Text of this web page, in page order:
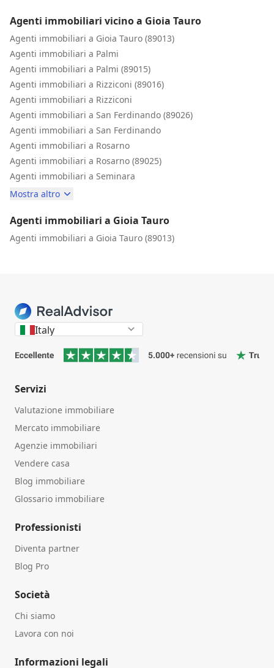
Agenti immobiliari vicino a Gioia Tauro
Agenti immobiliari a Gioia Tauro (89013)
Agenti immobiliari a Palmi
Agenti immobiliari a Palmi (89015)
Agenti immobiliari a Rizziconi (89016)
Agenti immobiliari a Rizziconi
Agenti immobiliari a San Ferdinando (89026)
Agenti immobiliari a San Ferdinando
Agenti immobiliari a Rosarno
Agenti immobiliari a Rosarno (89025)
Agenti immobiliari a Seminara
Mostra altro
Agenti immobiliari a Gioia Tauro
Agenti immobiliari a Gioia Tauro (89013)
Italy
Servizi
Valutazione immobiliare
Mercato immobiliare
Agenzie immobiliari
Vendere casa
Blog immobiliare
Glossario immobiliare
Professionisti
Diventa partner
Blog Pro
Società
Chi siamo
Lavora con noi
Informazioni legali